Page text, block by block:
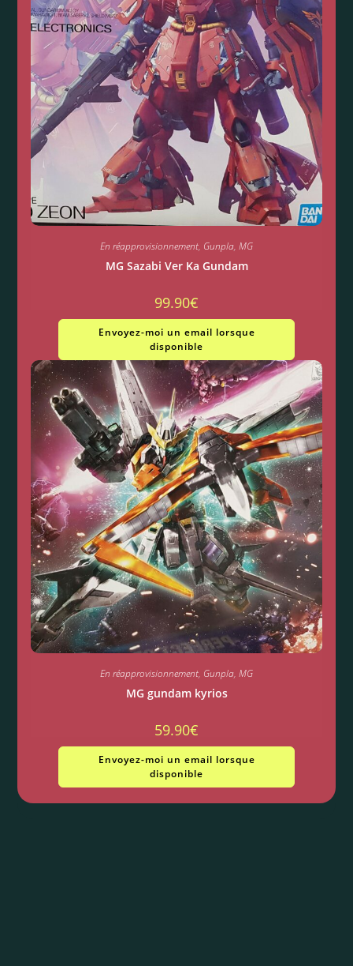
En réapprovisionnement, Gunpla, MG
MG Sazabi Ver Ka Gundam
99.90€
Envoyez-moi un email lorsque
disponible
En réapprovisionnement, Gunpla, MG
MG gundam kyrios
59.90€
Envoyez-moi un email lorsque
disponible